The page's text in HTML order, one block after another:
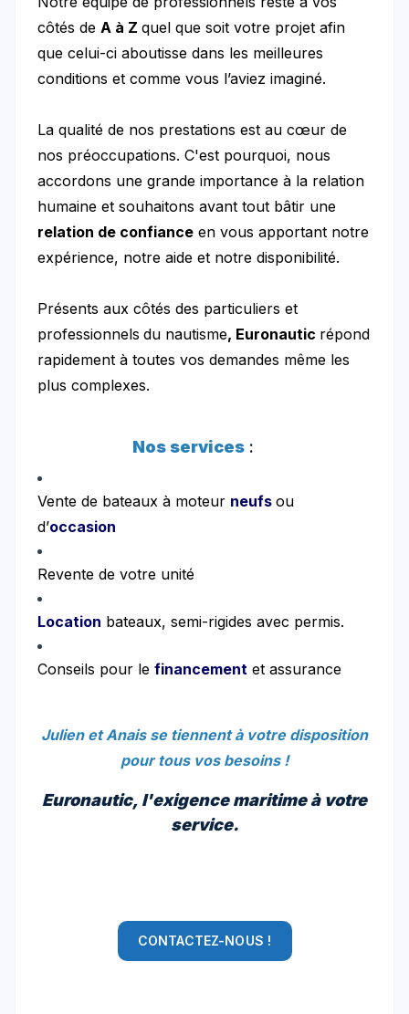
côtés de A à Z quel que soit votre projet afin
que celui-ci aboutisse dans les meilleures
conditions et comme vous l’aviez imaginé.
La qualité de nos prestations est au cœur de
nos préoccupations. C'est pourquoi, nous
accordons une grande importance à la relation
humaine et souhaitons avant tout bâtir une
relation de confiance en vous apportant notre
expérience, notre aide et notre disponibilité.
Présents aux côtés des particuliers et
professionnels du nautisme, Euronautic répond
rapidement à toutes vos demandes même les
plus complexes.
Nos services :
Vente de bateaux à moteur neufs ou
d’occasion
Revente de votre unité
Location bateaux, semi-rigides avec permis.
Conseils pour le financement et assurance
Julien et Anais se tiennent à votre disposition
pour tous vos besoins !
Euronautic, l'exigence maritime à votre
service.
CONTACTEZ-NOUS !